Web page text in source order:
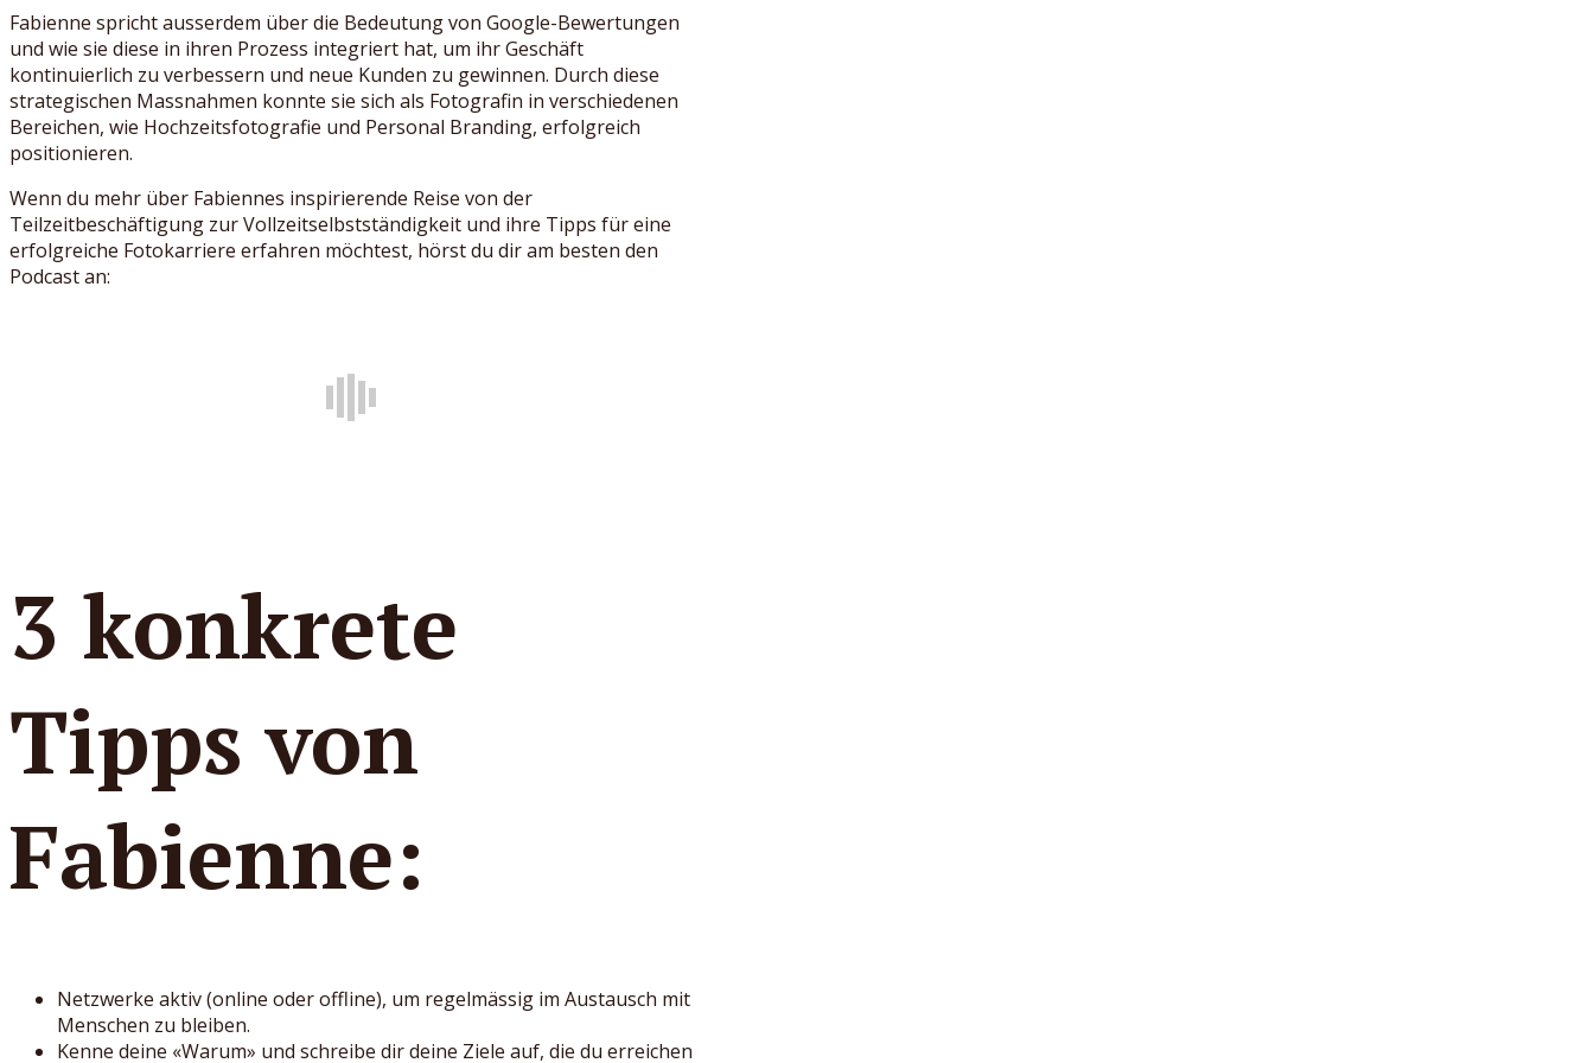
Fabienne spricht ausserdem über die Bedeutung von Google-Bewertungen
und wie sie diese in ihren Prozess integriert hat, um ihr Geschäft
kontinuierlich zu verbessern und neue Kunden zu gewinnen. Durch diese
strategischen Massnahmen konnte sie sich als Fotografin in verschiedenen
Bereichen, wie Hochzeitsfotografie und Personal Branding, erfolgreich
positionieren.
Wenn du mehr über Fabiennes inspirierende Reise von der
Teilzeitbeschäftigung zur Vollzeitselbstständigkeit und ihre Tipps für eine
erfolgreiche Fotokarriere erfahren möchtest, hörst du dir am besten den
Podcast an:
3 konkrete
Tipps von
Fabienne:
Netzwerke aktiv (online oder offline), um regelmässig im Austausch mit
Menschen zu bleiben.
Kenne deine «Warum» und schreibe dir deine Ziele auf, die du erreichen